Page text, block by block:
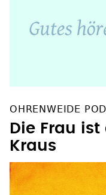
OHRENWEIDE
Die Frau
Kraus